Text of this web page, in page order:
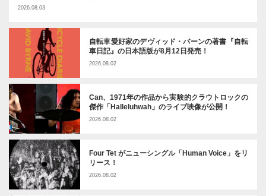
2026.08.03
自転車愛好家のデヴィッド・バーンの著書『自転
車日記』の日本語版が8月12日発売！
2026.08.02
Can、1971年の作品から実験的クラウトロックの
傑作「Halleluhwah」のライブ映像が公開！
2026.08.02
Four Tet がニューシングル「Human Voice」をリ
リース！
2026.08.02